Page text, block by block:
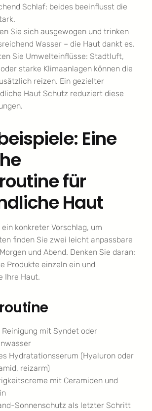
Schlaf: beides beeinflusst die
Sie sich ausgewogen und trinken
Wasser – die Haut dankt es.
Sie Umwelteinflüsse: Stadtluft,
starke Klimaanlagen können die
reizen. Ein gezielter
Haut Schutz reduziert diese
Eine
für
Haut
konkreter Vorschlag, um
finden Sie zwei leicht anpassbare
und Abend. Denken Sie daran:
Produkte einzeln ein und
Ihre Haut.
mit Syndet oder
Hydratationsserum (Hyaluron oder
reizarm)
mit Ceramiden und
Sonnenschutz als letzter Schritt